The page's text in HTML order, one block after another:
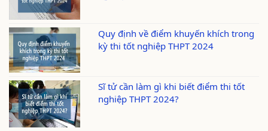
Quy định về điểm khuyến khích trong
kỳ thi tốt nghiệp THPT 2024
Sĩ tử cần làm gì khi biết điểm thi tốt
nghiệp THPT 2024?